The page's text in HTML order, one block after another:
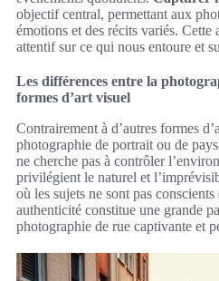
objectif central, permettant aux
émotions et des récits variés. Cette
attentif sur ce qui nous entoure et
Les différences entre la
formes d’art visuel
Contrairement à d’autres formes
photographie de portrait ou de
ne cherche pas à contrôler
privilégient le naturel et
où les sujets ne sont pas
authenticité constitue une grande
photographie de rue captivante et